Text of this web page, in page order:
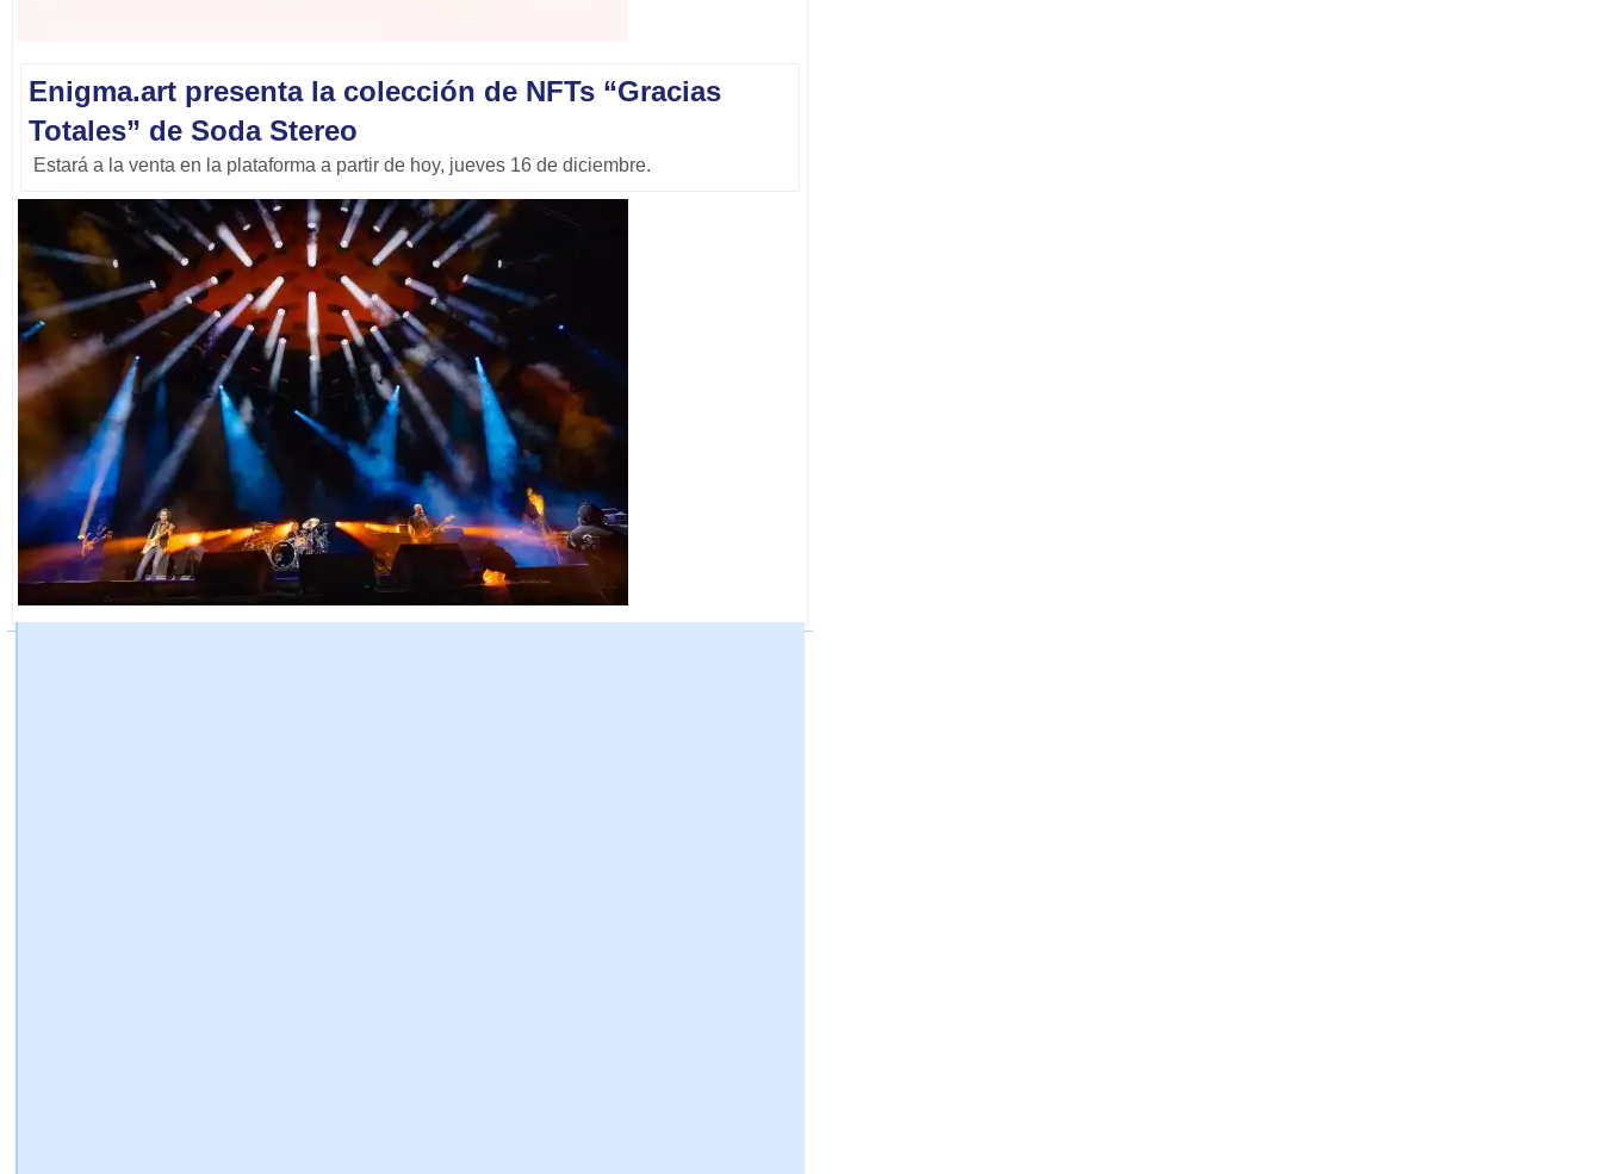
Enigma.art presenta la colección de NFTs “Gracias
Totales” de Soda Stereo
Estará a la venta en la plataforma a partir de hoy, jueves 16 de diciembre.